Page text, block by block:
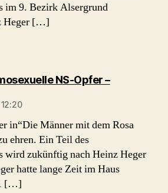
im 9. Bezirk Alsergrund
Heger […]
NS-Opfer –
in“Die Männer mit dem Rosa
ehren. Ein Teil des
wird zukünftig nach Heinz Heger
hatte lange Zeit im Haus
[…]